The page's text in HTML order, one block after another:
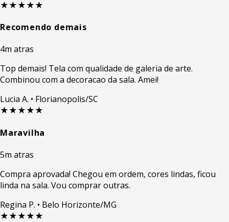
★★★★★
Recomendo demais
4m atras
Top demais! Tela com qualidade de galeria de arte.
Combinou com a decoracao da sala. Amei!
Lucia A. • Florianopolis/SC
★★★★★
Maravilha
5m atras
Compra aprovada! Chegou em ordem, cores lindas, ficou
linda na sala. Vou comprar outras.
Regina P. • Belo Horizonte/MG
★★★★★